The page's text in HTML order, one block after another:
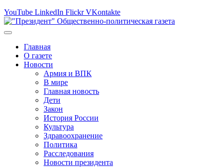
YouTube LinkedIn Flickr VKontakte
Главная
О газете
Новости
Армия и ВПК
В мире
Главная новость
Дети
Закон
История России
Культура
Здравоохранение
Политика
Расследования
Новости президента